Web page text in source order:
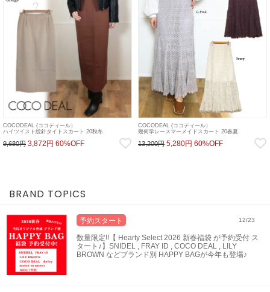
COCODEAL (ココディール）
ハイツイスト総針タイトスカート 20秋冬.
9,680円 3,872円 60%OFF
COCODEAL (ココディール）
幾何学レースマーメイドスカート 20春夏.
【70217280】ロング・マキシスカート 20es 22gw
13,200円 5,280円 60%OFF
BRAND TOPICS
予約スタート 12/23
数量限定!!【 Hearty Select 2026 新春福袋 が予約受付 ス
タート♪】SNIDEL , FRAY ID , COCO DEAL , LILY
BROWN などブランド別 HAPPY BAGが今年も登場♪